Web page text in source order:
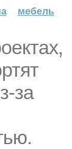
мебель
за